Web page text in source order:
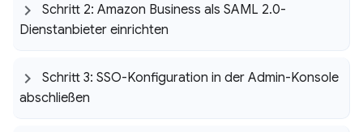
Schritt 2: Amazon Business als SAML 2.0-
Dienstanbieter einrichten
Schritt 3: SSO-Konfiguration in der Admin-Konsole
abschließen